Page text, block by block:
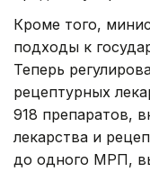
Кроме того,
подходы к
Теперь
рецептурных
918 препаратов,
лекарства и
до одного МРП,